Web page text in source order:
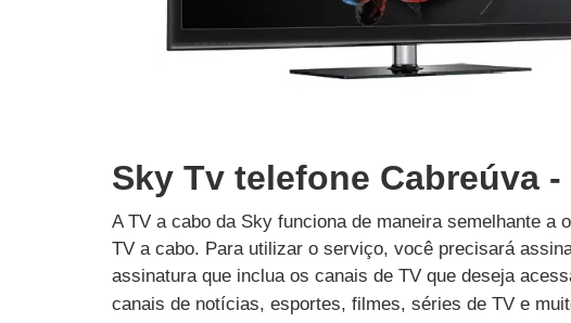
Sky Tv telefone Cabreúva -
A TV a cabo da Sky funciona de maneira semelhante a
TV a cabo. Para utilizar o serviço, você precisará
assinatura que inclua os canais de TV que deseja
canais de notícias, esportes, filmes, séries de TV e